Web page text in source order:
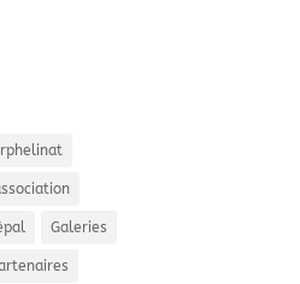
Galeries